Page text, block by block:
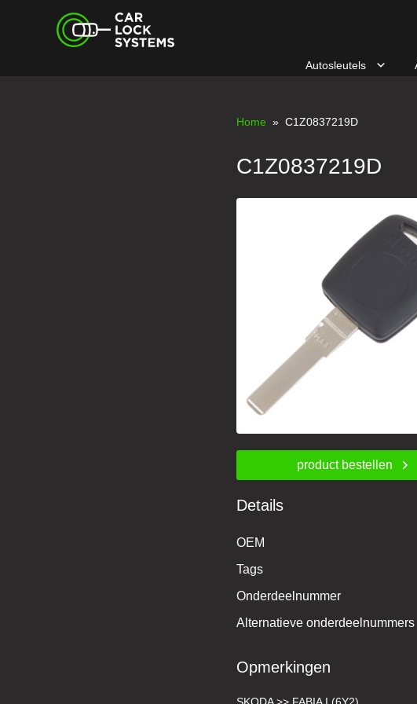
Car Lock Systems
Autosleutels
Home » C1Z0837219D
C1Z0837219D
product bestellen
Details
OEM
Tags
Onderdeelnummer
Alternatieve onderdeelnummers
Opmerkingen